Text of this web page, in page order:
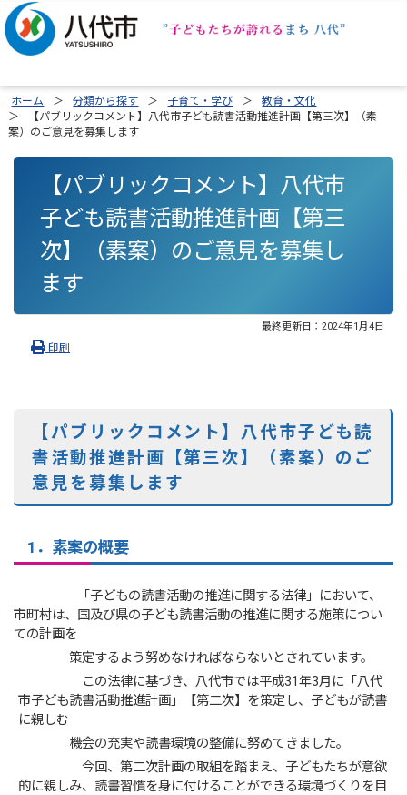
ホーム 分類から探す 子育て・学び
教育・文化
【パブリックコメント】八代市子ども読書活動推進計画【第三次】（素
案）のご意見を募集します
【パブリックコメント】八代市
子ども読書活動推進計画【第三
次】（素案）のご意見を募集し
ます
最終更新日： 2024年1月4日
印刷
【パブリックコメント】八代市子ども読
書活動推進計画【第三次】（素案）のご
意見を募集します
1．素案の概要
「子どもの読書活動の推進に関する法律」において、
市町村は、国及び県の子ども読書活動の推進に関する施策につい
ての計画を
策定するよう努めなければならないとされています。
この法律に基づき、八代市では平成31年3月に「八代
市子ども読書活動推進計画」【第二次】を策定し、子どもが読書
に親しむ
機会の充実や読書環境の整備に努めてきました。
今回、第二次計画の取組を踏まえ、子どもたちが意欲
的に親しみ、読書習慣を身に付けることができる環境づくりを目